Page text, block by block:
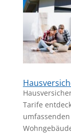
Tarife